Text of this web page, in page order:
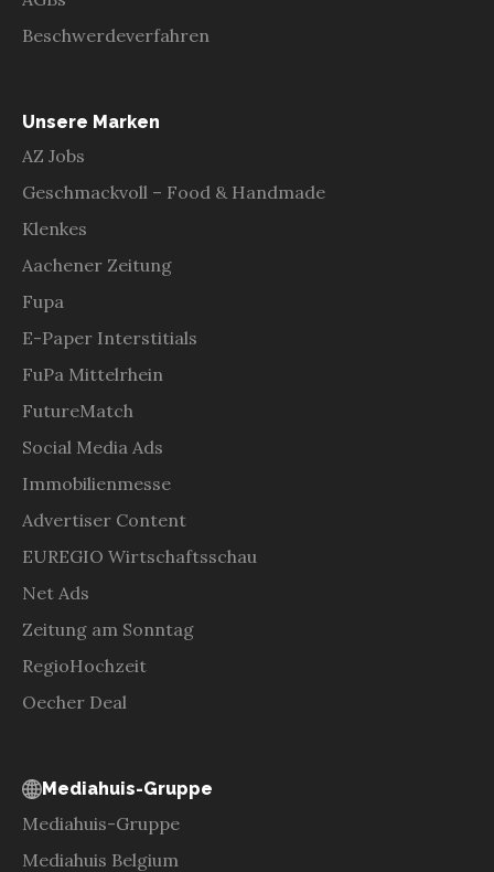
Beschwerdeverfahren
Unsere Marken
AZ Jobs
Geschmackvoll – Food & Handmade
Klenkes
Aachener Zeitung
Fupa
E-Paper Interstitials
FuPa Mittelrhein
FutureMatch
Social Media Ads
Immobilienmesse
Advertiser Content
EUREGIO Wirtschaftsschau
Net Ads
Zeitung am Sonntag
RegioHochzeit
Oecher Deal
Mediahuis-Gruppe
Mediahuis-Gruppe
Mediahuis Belgium